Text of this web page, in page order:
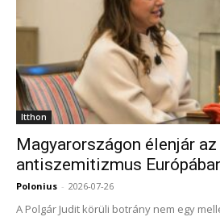
Itthon
Magyarországon élenjár az
antiszemitizmus
Polonius - 2026-07-26
A Polgár Judit körüli botrány nem egy